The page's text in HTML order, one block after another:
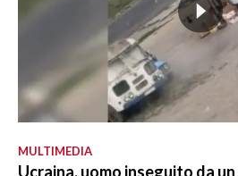
MULTIMEDIA
Ucraina, uomo inseguito da